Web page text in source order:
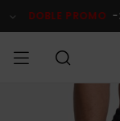
del
DOBLE PROMO -
HOMBRE